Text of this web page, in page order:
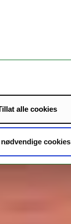
alle cookies
cookies